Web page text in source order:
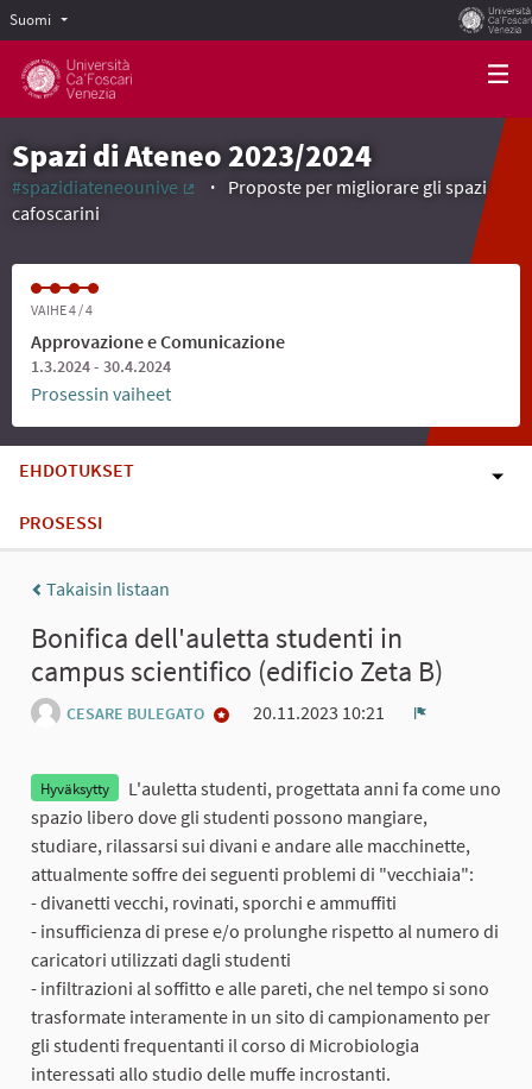
Suomi Scegli la lingua
Spazi di Ateneo 2023/2024
#spazidiateneounive
Proposte per migliorare gli spazi
cafoscarini
VAIHE 4 / 4
Approvazione e Comunicazione
1.3.2024 - 30.4.2024
Prosessin vaiheet
EHDOTUKSET
PROSESSI
Takaisin listaan
Bonifica dell'auletta studenti in
campus scientifico (edificio Zeta B)
CESARE BULEGATO
20.11.2023 10:21
Hyväksytty
L'auletta studenti, progettata anni fa come uno
spazio libero dove gli studenti possono mangiare,
studiare, rilassarsi sui divani e andare alle macchinette,
attualmente soffre dei seguenti problemi di "vecchiaia":
- divanetti vecchi, rovinati, sporchi e ammuffiti
- insufficienza di prese e/o prolunghe rispetto al numero di
caricatori utilizzati dagli studenti
- infiltrazioni al soffitto e alle pareti, che nel tempo si sono
trasformate interamente in un sito di campionamento per
gli studenti frequentanti il corso di Microbiologia
interessati allo studio delle muffe incrostanti.